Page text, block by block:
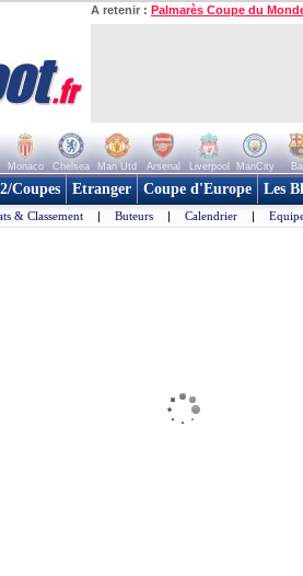
A retenir : Palmarès Coupe du
Monaco Chelsea Man Utd Arsenal Liverpool ManCity
Coupes Etranger Coupe d'Europe Les
& Classement | Buteurs | Calendrier |